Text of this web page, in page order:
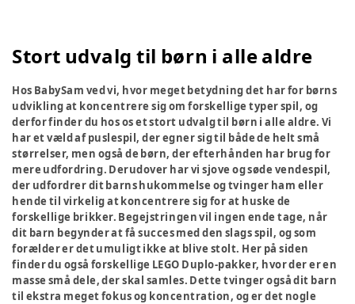
Stort udvalg til børn i alle aldre
Hos BabySam ved vi, hvor meget betydning det har for børns
udvikling at koncentrere sig om forskellige typer spil, og
derfor finder du hos os et stort udvalg til børn i alle aldre. Vi
har et væld af puslespil, der egner sig til både de helt små
størrelser, men også de børn, der efterhånden har brug for
mere udfordring. Derudover har vi sjove og søde vendespil,
der udfordrer dit barns hukommelse og tvinger ham eller
hende til virkelig at koncentrere sig for at huske de
forskellige brikker. Begejstringen vil ingen ende tage, når
dit barn begynder at få succes med den slags spil, og som
forælder er det umuligt ikke at blive stolt. Her på siden
finder du også forskellige LEGO Duplo-pakker, hvor der er en
masse små dele, der skal samles. Dette tvinger også dit barn
til ekstra meget fokus og koncentration, og er det nogle